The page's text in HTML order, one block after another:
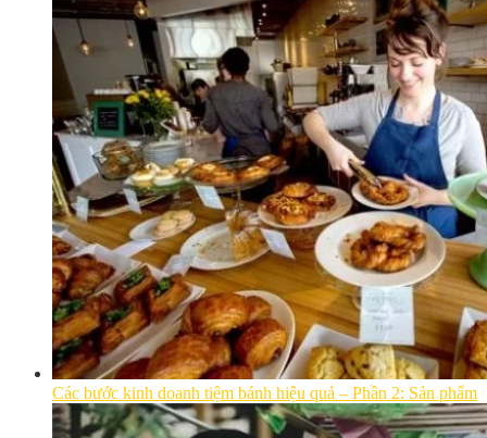
Các bước kinh doanh tiệm bánh hiệu quả – Phần 2: Sản phẩm